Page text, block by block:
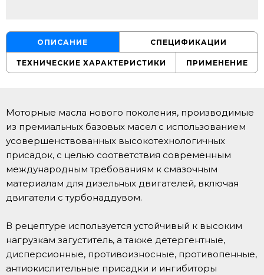
ОПИСАНИЕ СПЕЦИФИКАЦИИ
ТЕХНИЧЕСКИЕ ХАРАКТЕРИСТИКИ ПРИМЕНЕНИЕ
Моторные масла нового поколения, производимые
из премиальных базовых масел с использованием
усовершенствованных высокотехнологичных
присадок, с целью соответствия современным
международным требованиям к смазочным
материалам для дизельных двигателей, включая
двигатели с турбонаддувом.
В рецептуре используется устойчивый к высоким
нагрузкам загуститель, а также детергентные,
дисперсионные, противоизносные, противопенные,
антиокислительные присадки и ингибиторы